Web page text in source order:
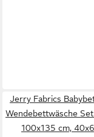
Jerry Fabrics
Wendebettwäsche
100x135 cm,